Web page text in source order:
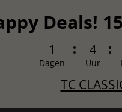
Deals!
1
Dagen
4
Uur
TC